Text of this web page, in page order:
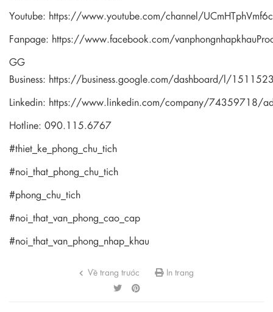
Youtube: https://www.youtube.com/channel/
Fanpage: https://www.facebook.com/
GG
Business: https://business.google.com/dashboard/l/
Linkedin: https://www.linkedin.com/company/74359718/
Hotline: 090.115.6767
#thiet_ke_phong_chu_tich
#noi_that_phong_chu_tich
#phong_chu_tich
#noi_that_van_phong_cao_cap
#noi_that_van_phong_nhap_khau
Về trang trước In trang